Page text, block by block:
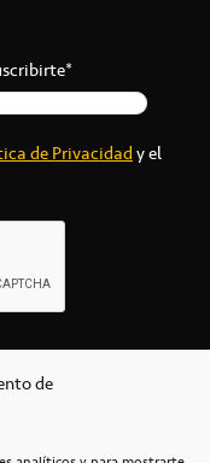
de
de Privacidady el